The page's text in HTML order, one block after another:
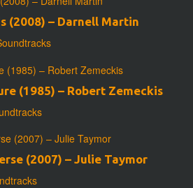
(2008) – Darnell Martin
(1985) – Robert Zemeckis
(2007) – Julie Taymor